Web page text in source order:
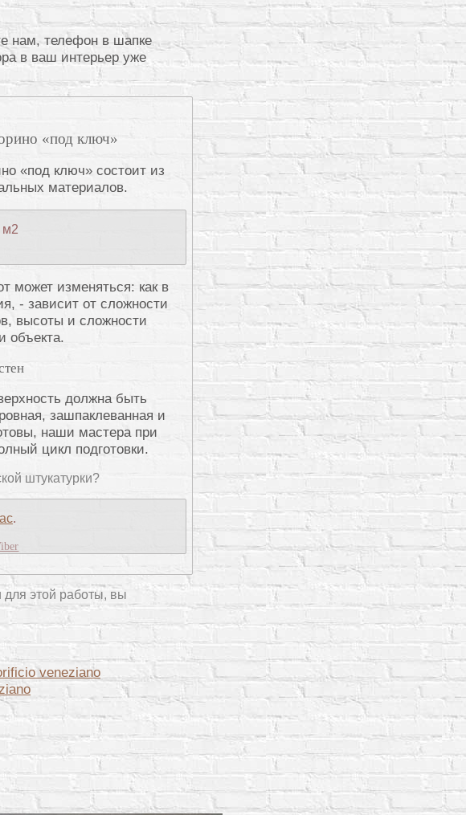
нам, телефон в шапке
в ваш интерьер уже
«под ключ»
«под ключ» состоит из
материалов.
м2
может изменяться: как в
- зависит от сложности
высоты и сложности
объекта.
должна быть
зашпаклеванная и
наши мастера при
цикл подготовки.
штукатурки?
.
этой работы, вы
veneziano